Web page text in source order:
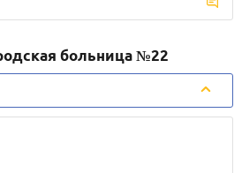
больница №22